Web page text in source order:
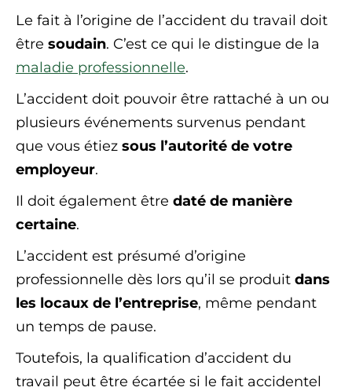
Le fait à l’origine de l’accident du travail doit
être soudain. C’est ce qui le distingue de la
maladie professionnelle.
L’accident doit pouvoir être rattaché à un ou
plusieurs événements survenus pendant
que vous étiez sous l’autorité de votre
employeur.
Il doit également être daté de manière
certaine.
L’accident est présumé d’origine
professionnelle dès lors qu’il se produit dans
les locaux de l’entreprise, même pendant
un temps de pause.
Toutefois, la qualification d’accident du
travail peut être écartée si le fait accidentel